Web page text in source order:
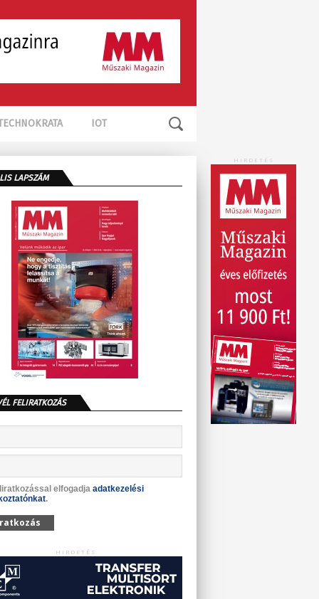
IOT
HIRDETÉS
LAPSZÁM
FELIRATKOZÁS
elfogadja adatkezelési
.
HIRDETÉS